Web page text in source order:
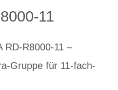
11
RD-R8000-11 –
Gruppe für 11-fach-